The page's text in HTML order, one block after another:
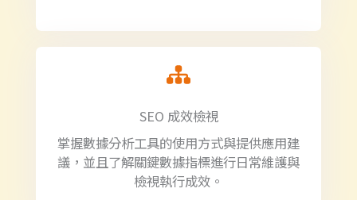
SEO 成效檢視
掌握數據分析工具的使用方式與提供應用建
議，並且了解關鍵數據指標進行日常維護與
檢視執行成效。